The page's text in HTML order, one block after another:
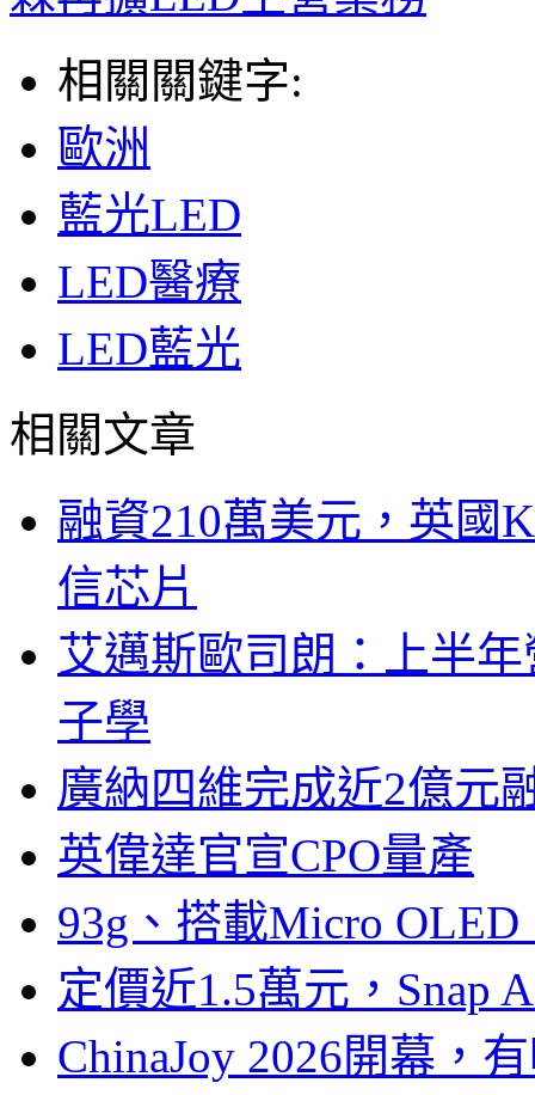
相關關鍵字:
歐洲
藍光LED
LED醫療
LED藍光
相關文章
融資210萬美元，英國
信芯片
艾邁斯歐司朗：上半
子學
廣納四維完成近2億元
英偉達官宣CPO量產
93g、搭載Micro
定價近1.5萬元，Snap
ChinaJoy 2026開幕，